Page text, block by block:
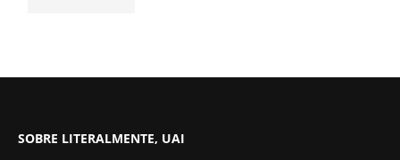
SOBRE LITERALMENTE, UAI